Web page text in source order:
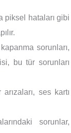
piksel hataları gibi
sorunları,
bu tür sorunları
ses kartı
sorunlar,